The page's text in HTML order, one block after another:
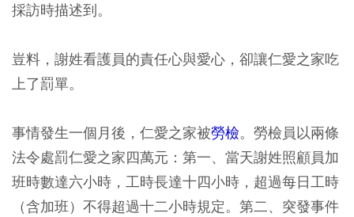
採訪時描述到。
豈料，謝姓看護員的責任心與愛心，卻讓仁愛之家吃
上了罰單。
事情發生一個月後，仁愛之家被勞檢。勞檢員以兩條
法令處罰仁愛之家四萬元：第一、當天謝姓照顧員加
班時數達六小時，工時長達十四小時，超過每日工時
（含加班）不得超過十二小時規定。第二、突發事件